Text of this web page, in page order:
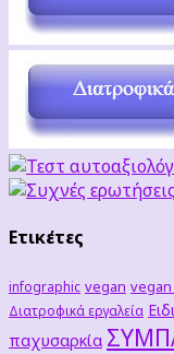
Ετικέτες
infographic vegan vegan
Διατροφικά εργαλεία
παχυσαρκία